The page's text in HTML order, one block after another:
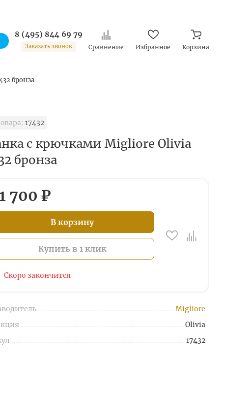
8 (495) 844 69 79
Заказать звонок Сравнение Избранное Корзина
бронза
17432
с крючками Migliore Olivia
бронза
700 ₽
В корзину
Купить в 1 клик
Скоро закончится
Migliore
Olivia
17432